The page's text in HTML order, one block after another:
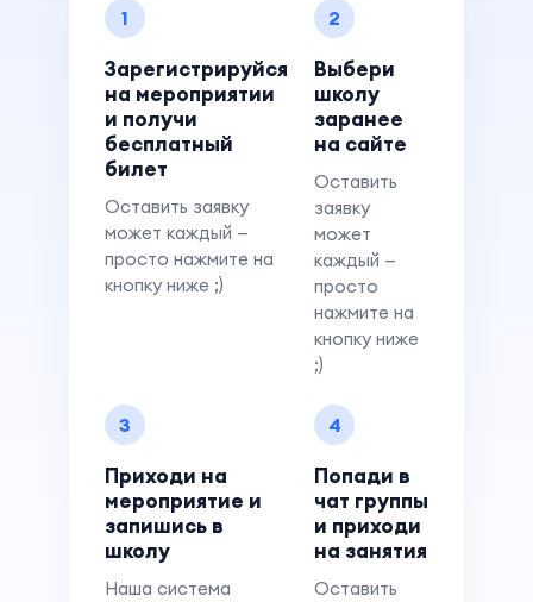
1
Зарегистрируйся
на мероприятии
и получи
бесплатный
билет
Оставить заявку
может каждый —
просто нажмите на
кнопку ниже ;)
2
Выбери
школу
заранее
на сайте
Оставить
заявку
может
каждый —
просто
нажмите на
кнопку ниже
;)
3
Приходи на
мероприятие и
запишись в
школу
Наша система
4
Попади в
чат группы
и приходи
на занятия
Оставить